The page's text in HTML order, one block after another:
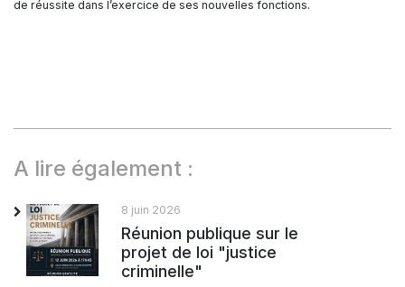
de réussite dans l’exercice de ses nouvelles fonctions.
A lire également :
8 juin 2026
Réunion publique sur le
projet de loi "justice
criminelle"